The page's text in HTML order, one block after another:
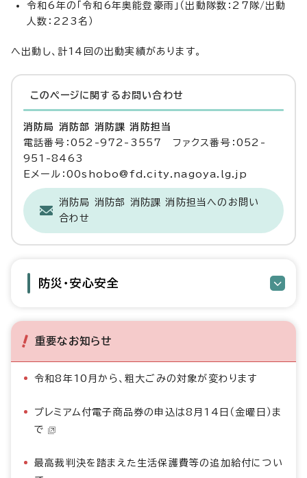
令和6年の「令和6年奥能登豪雨」（出動隊数：27隊/出動
人数：223名）
へ出動し、計14回の出動実績があります。
このページに関する お問い合わせ
消防局 消防部 消防課 消防担当
電話番号：052-972-3557 ファクス番号：052-
951-8463
Eメール：00shobo@fd.city.nagoya.lg.jp
消防局 消防部 消防課 消防担当へのお問い
合わせ
防災・安心安全
重要なお知らせ
令和8年10月から、粗大ごみの対象が変わります
プレミアム付電子商品券の申込は8月14日（金曜日）ま
で
最高裁判決を踏まえた生活保護費等の追加給付につい